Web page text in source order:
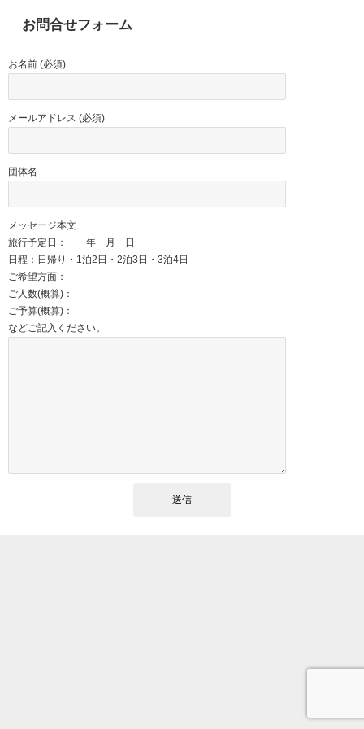
お問合せフォーム
お名前 (必須)
メールアドレス (必須)
団体名
メッセージ本文
旅行予定日： 年 月 日
日程：日帰り・1泊2日・2泊3日・3泊4日
ご希望方面：
ご人数(概算)：
ご予算(概算)：
などご記入ください。